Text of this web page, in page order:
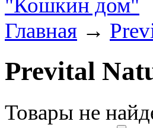
Главная →
Prevital
Товары не